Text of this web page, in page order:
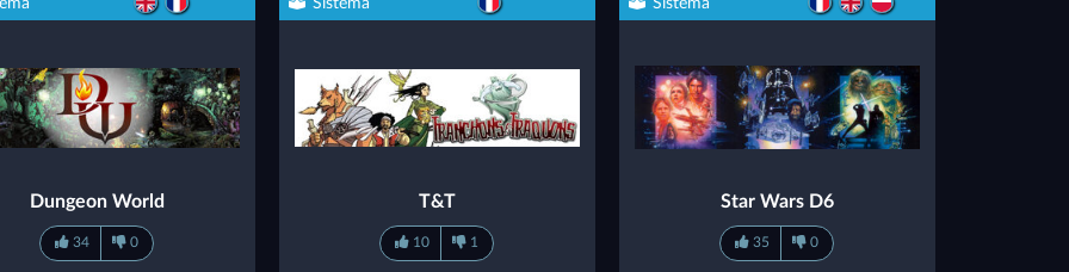
Dungeon World
34 0
T&T
10 1
Star Wars D6
35 0